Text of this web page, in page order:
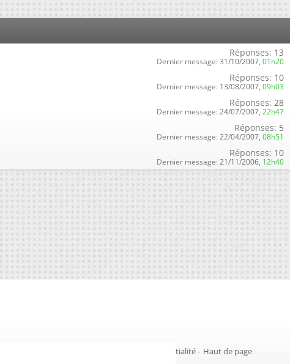
Réponses: 13
Dernier message: 31/10/2007, 01h20
Réponses: 10
Dernier message: 13/08/2007, 09h03
Réponses: 28
Dernier message: 24/07/2007, 22h47
Réponses: 5
Dernier message: 22/04/2007, 08h51
Réponses: 10
Dernier message: 21/11/2006, 12h40
Politique de confidentialité- Haut de page